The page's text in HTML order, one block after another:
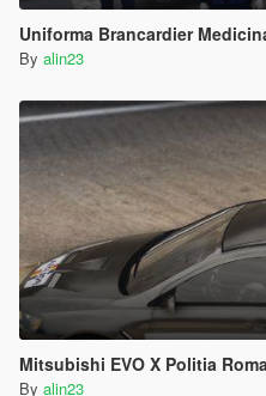
Uniforma Brancardier
By alin23
Mitsubishi EVO X Politia
By alin23